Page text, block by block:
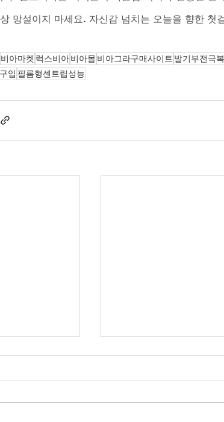
망설이지 마세요. 자신감 넘치는 오늘을 향한 첫
비아마켓 럭스비아비아몰 비아그라구매사이트 발기부전극복
입 필름형센트립성능